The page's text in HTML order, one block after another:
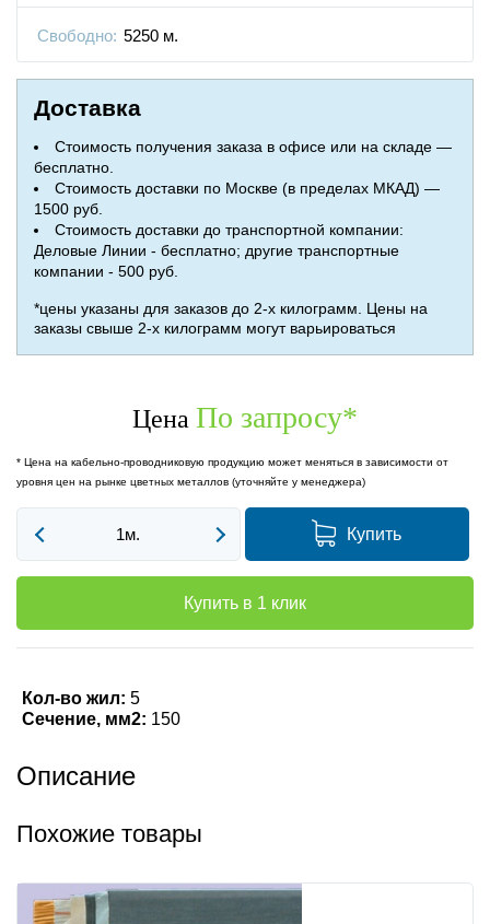
Свободно: 5250 м.
Доставка
Стоимость получения заказа в офисе или на складе —
бесплатно.
Стоимость доставки по Москве (в пределах МКАД) —
1500 руб.
Стоимость доставки до транспортной компании:
Деловые Линии - бесплатно; другие транспортные
компании - 500 руб.
*цены указаны для заказов до 2-х килограмм. Цены на
заказы свыше 2-х килограмм могут варьироваться
Цена По запросу*
* Цена на кабельно-проводниковую продукцию может меняться в зависимости от
уровня цен на рынке цветных металлов (уточняйте у менеджера)
Купить
Купить в 1 клик
Кол-во жил: 5
Сечение, мм2: 150
Описание
Похожие товары